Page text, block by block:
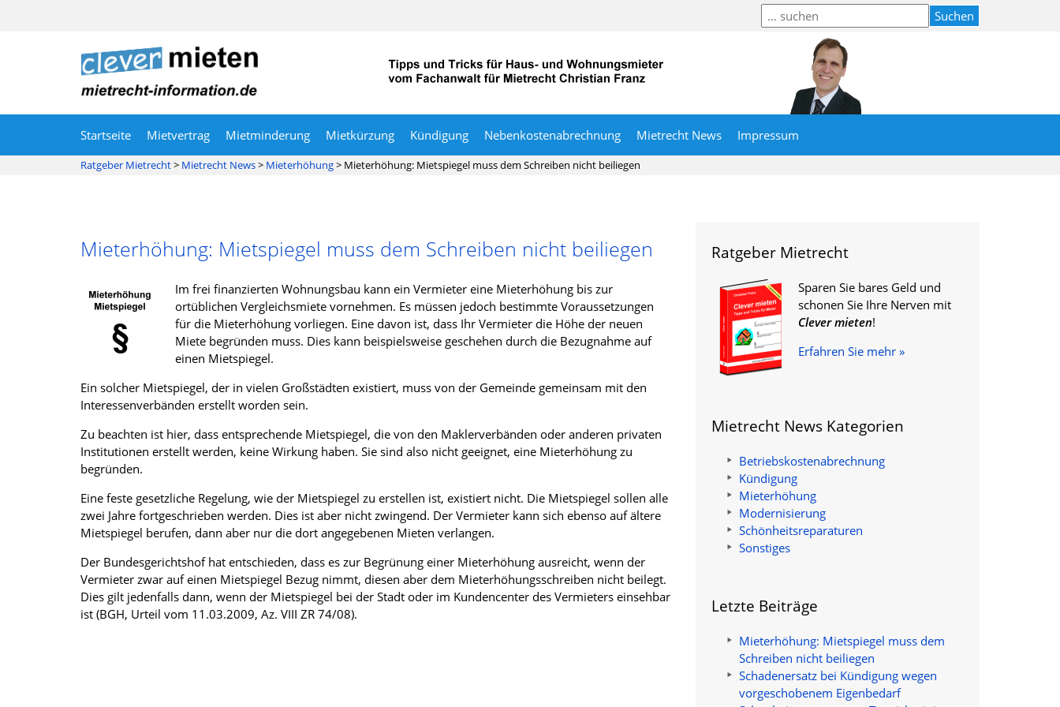
Startseite Mietvertrag Mietminderung Mietkürzung Kündigung Nebenkostenabrechnung Mietrecht News Impressum
Ratgeber Mietrecht> Mietrecht News> Mieterhöhung> Mieterhöhung: Mietspiegel muss dem Schreiben nicht beiliegen
Mieterhöhung: Mietspiegel muss dem Schreiben nicht beiliegen
Im frei finanzierten Wohnungsbau kann ein Vermieter eine Mieterhöhung bis zur
ortüblichen Vergleichsmiete vornehmen. Es müssen jedoch bestimmte Voraussetzungen
für die Mieterhöhung vorliegen. Eine davon ist, dass Ihr Vermieter die Höhe der neuen
Miete begründen muss. Dies kann beispielsweise geschehen durch die Bezugnahme auf
einen Mietspiegel.
Ein solcher Mietspiegel, der in vielen Großstädten existiert, muss von der Gemeinde gemeinsam mit den
Interessenverbänden erstellt worden sein.
Zu beachten ist hier, dass entsprechende Mietspiegel, die von den Maklerverbänden oder anderen privaten
Institutionen erstellt werden, keine Wirkung haben. Sie sind also nicht geeignet, eine Mieterhöhung zu
begründen.
Eine feste gesetzliche Regelung, wie der Mietspiegel zu erstellen ist, existiert nicht. Die Mietspiegel sollen alle
zwei Jahre fortgeschrieben werden. Dies ist aber nicht zwingend. Der Vermieter kann sich ebenso auf ältere
Mietspiegel berufen, dann aber nur die dort angegebenen Mieten verlangen.
Der Bundesgerichtshof hat entschieden, dass es zur Begrünung einer Mieterhöhung ausreicht, wenn der
Vermieter zwar auf einen Mietspiegel Bezug nimmt, diesen aber dem Mieterhöhungsschreiben nicht beilegt.
Dies gilt jedenfalls dann, wenn der Mietspiegel bei der Stadt oder im Kundencenter des Vermieters einsehbar
ist (BGH, Urteil vom 11.03.2009, Az. VIII ZR 74/08).
Ratgeber Mietrecht
Sparen Sie bares Geld und
schonen Sie Ihre Nerven mit
Clever mieten!
Erfahren Sie mehr »
Mietrecht News Kategorien
Betriebskostenabrechnung
Kündigung
Mieterhöhung
Modernisierung
Schönheitsreparaturen
Sonstiges
Letzte Beiträge
Mieterhöhung: Mietspiegel muss dem
Schreiben nicht beiliegen
Schadenersatz bei Kündigung wegen
vorgeschobenem Eigenbedarf